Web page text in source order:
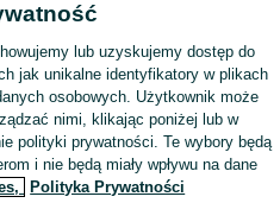
Wyświetlenia:
lub uzyskujemy dostęp do
jak unikalne identyfikatory w plikach
osobowych. Użytkownik może
nimi, klikając poniżej lub w
polityki prywatności. Te wybory będą
i nie będą miały wpływu na dane
Polityka Prywatności